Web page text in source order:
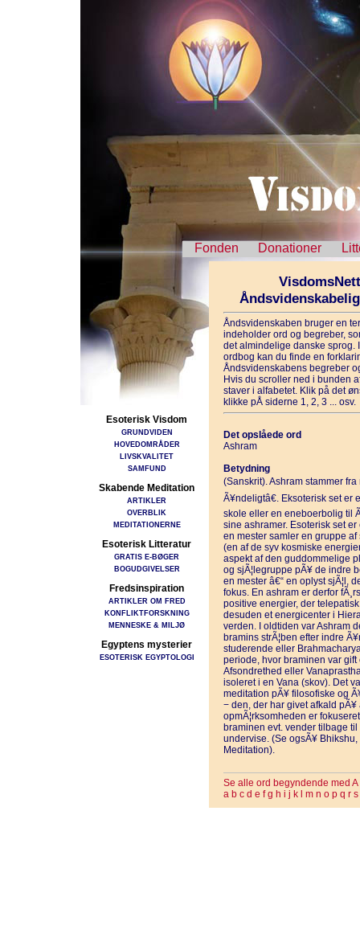
Fonden Donationer
Esoterisk Visdom
GRUNDVIDEN
HOVEDOMRÅDER
LIVSKVALITET
SAMFUND
Skabende Meditation
ARTIKLER
OVERBLIK
MEDITATIONERNE
Esoterisk Litteratur
GRATIS E-BØGER
BOGUDGIVELSER
Fredsinspiration
ARTIKLER OM FRED
KONFLIKTFORSKNING
MENNESKE & MILJØ
Egyptens mysterier
ESOTERISK EGYPTOLOGI
Åndsvidenskaben bruger en
indeholder ord og begreber,
det almindelige danske sprog.
ordbog kan du finde en
Åndsvidenskabens begreber
Hvis du scroller ned i bunden
staver i alfabetet. Klik på det
klikke pÅ siderne 1, 2, 3 ... osv.
Det opslåede ord
Ashram
Betydning
(Sanskrit). Ashram stammer fra
Ã¥ndeligtâ€. Eksoterisk set
skole eller en eneboerbolig til
sine ashramer. Esoterisk set
en mester samler en gruppe af
(en af de syv kosmiske
aspekt af den guddommelige
og sjÃ¦legruppe pÃ¥ de indre
en mester â€“ en oplyst sjÃ¦l,
fokus. En ashram er derfor
positive energier, der
desuden et energicenter i
verden. I oldtiden var Ashram
bramins strÃ¦ben efter indre
studerende eller
periode, hvor braminen var
Afsondrethed eller
isoleret i en Vana (skov). Det
meditation pÃ¥ filosofiske og
− den, der har givet afkald
opmÃ¦rksomheden er
braminen evt. vender tilbage
undervise. (Se ogsÃ¥
Meditation).
Se alle ord begyndende med A
a b c d e f g h i j k m n o p q r s